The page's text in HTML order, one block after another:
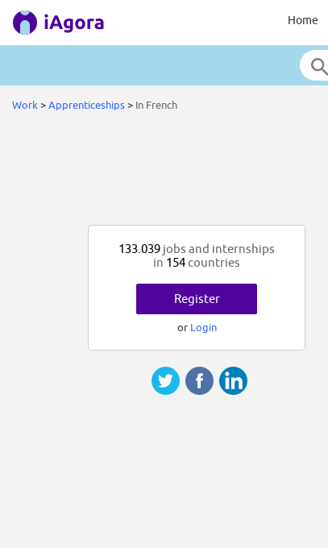
Home
Work >Apprenticeships> In French
133.039 jobs and internships
in 154countries
Register
or Login